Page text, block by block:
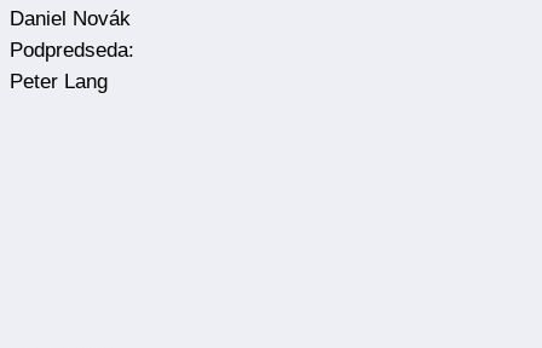
Daniel Novák
Podpredseda:
Peter Lang